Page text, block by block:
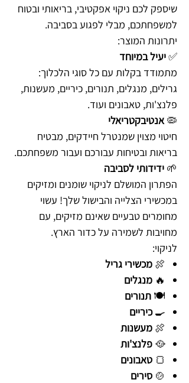
שיספק לכם ניקוי אפקטיבי, בריאותי ובטוח
למשפחתכם, מבלי לפגוע בסביבה.
יתרונות המוצר:
✅יעיל במיוחד
מתמודד בקלות עם כל סוגי הלכלוך:
גרילים, מנגלים, תנורים, כיריים, מעשנות,
פלנצ'ות, טאבונים ועוד.
🦠אנטיבקטריאלי
חיטוי מצוין שמנטרל חיידקים, מבטיח
בריאות ובטיחות עבורכם ועבור משפחתכם.
🌱 ידידותי לסביבה
הפתרון המושלם לניקוי שומנים ומזיקים
במכשירי הצלייה והבישול שלך! עשוי
מחומרים טבעיים שאינם מזיקים, עם
מחויבות לשמירה על כדור הארץ.
לניקוי:
🍖 מכשירי גריל
🔥 מנגלים
🍽️ תנורים
🍳כיריים
🍖 מעשנות
🥘 פלנצ'ות
🍞 טאבונים
🍲 סירים